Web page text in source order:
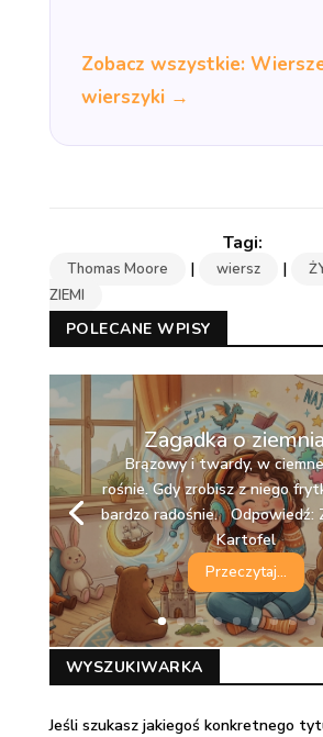
Zobacz wszystkie:
wierszyki →
Thomas Moore | wiersz |
ZIEMI
POLECANE WPISY
Zagadka o
Brązowy i twardy, w
rośnie. Gdy zrobisz z niego
bardzo radośnie. Odpowiedź:
Kartofel
Przeczytaj...
WYSZUKIWARKA
Jeśli szukasz jakiegoś konkretnego